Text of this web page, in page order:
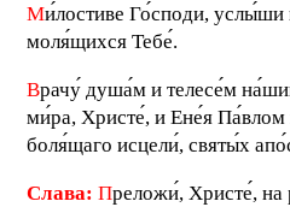
Ми́лостиве Го́споди,
моля́щихся Тебе́.
Врачу́ душа́м и телесе́м
ми́ра, Христе́, и Ене́я
боля́щаго исцели́, святы́х
Слава: Преложи́, Христе́, на